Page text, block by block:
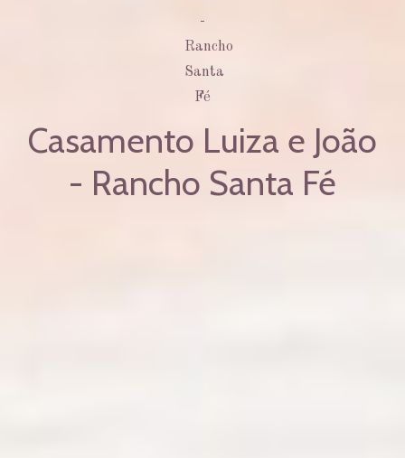
Casamento Luiza e João
- Rancho Santa Fé